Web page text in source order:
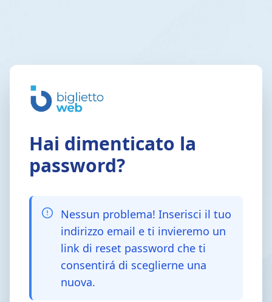
Hai dimenticato la
password?
Nessun problema! Inserisci il tuo
indirizzo email e ti invieremo un
link di reset password che ti
consentirá di sceglierne una
nuova.